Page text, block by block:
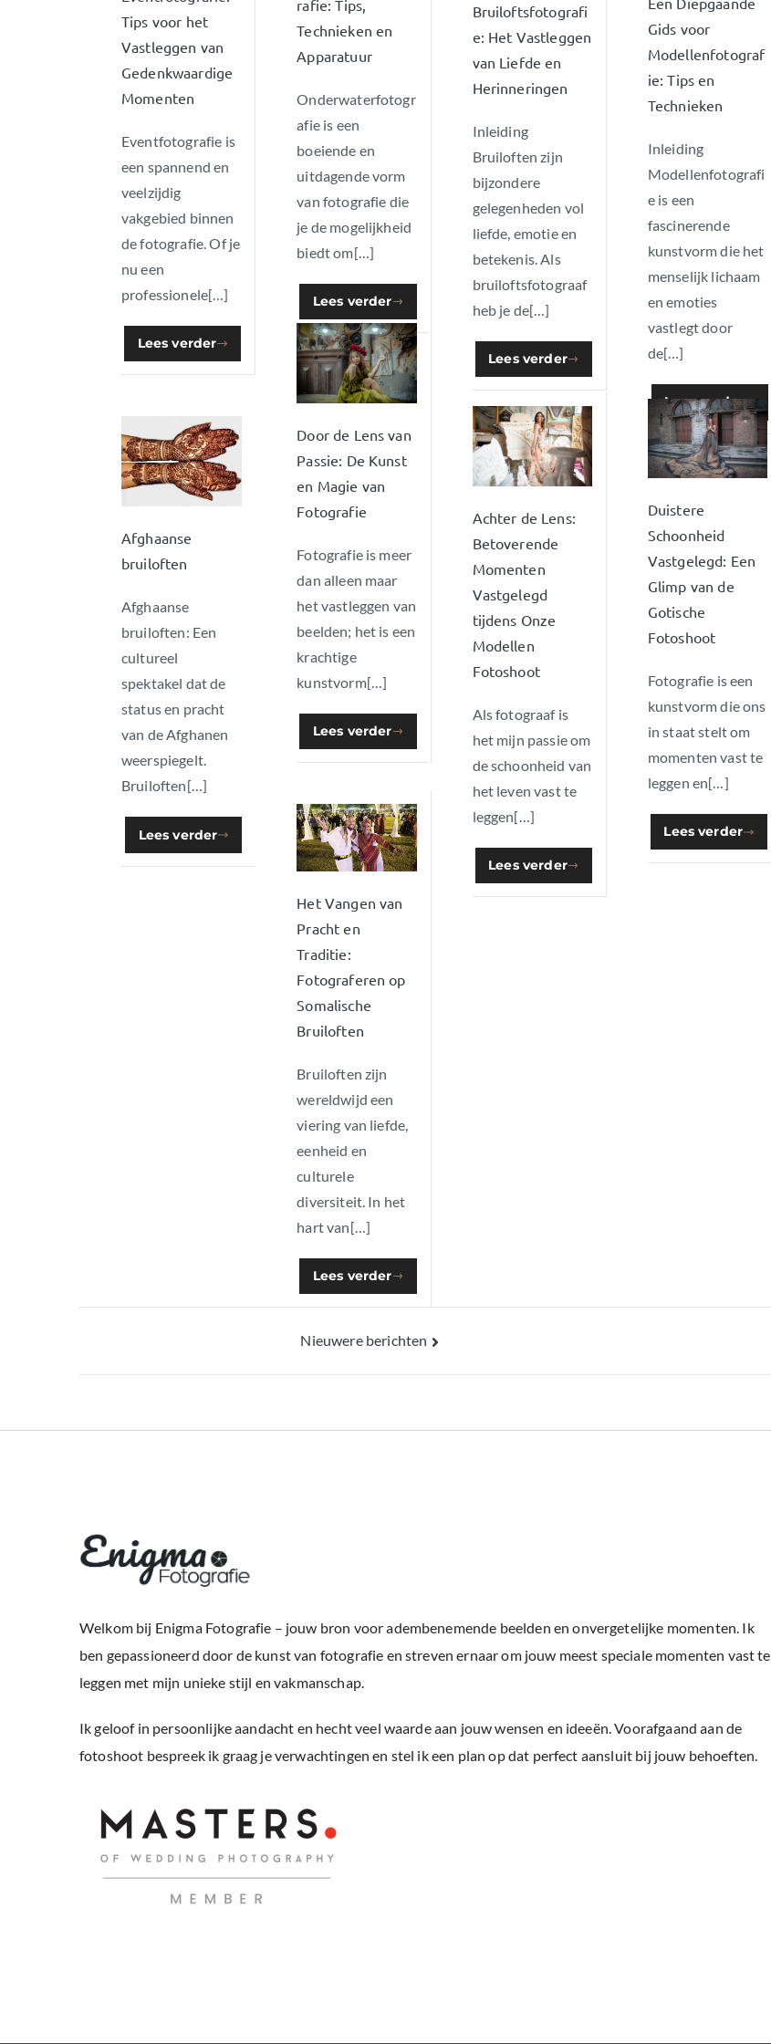
Tips voor het
Vastleggen van
Gedenkwaardige
Momenten
Eventfotografie is
een spannend en
veelzijdig
vakgebied binnen
de fotografie. Of je
nu een
professionele[…]
Lees verder
rafie: Tips,
Technieken en
Apparatuur
Onderwaterfotogr
afie is een
boeiende en
uitdagende vorm
van fotografie die
je de mogelijkheid
biedt om[…]
Lees verder
Bruiloftsfotografi
e: Het Vastleggen
van Liefde en
Herinneringen
Inleiding
Bruiloften zijn
bijzondere
gelegenheden vol
liefde, emotie en
betekenis. Als
bruiloftsfotograaf
heb je de[…]
Lees verder
Gids voor
Modellenfotograf
ie: Tips en
Technieken
Inleiding
Modellenfotografi
e is een
fascinerende
kunstvorm die het
menselijk lichaam
en emoties
vastlegt door
de[…]
Lees verder
Door de Lens van
Passie: De Kunst
en Magie van
Fotografie
Fotografie is meer
dan alleen maar
het vastleggen van
beelden; het is een
krachtige
kunstvorm[…]
Lees verder
Duistere
Schoonheid
Vastgelegd: Een
Glimp van de
Gotische
Fotoshoot
Fotografie is een
kunstvorm die ons
in staat stelt om
momenten vast te
leggen en[…]
Lees verder
Achter de Lens:
Betoverende
Momenten
Vastgelegd
tijdens Onze
Modellen
Fotoshoot
Als fotograaf is
het mijn passie om
de schoonheid van
het leven vast te
leggen[…]
Lees verder
Afghaanse
bruiloften
Afghaanse
bruiloften: Een
cultureel
spektakel dat de
status en pracht
van de Afghanen
weerspiegelt.
Bruiloften[…]
Lees verder
Het Vangen van
Pracht en
Traditie:
Fotograferen op
Somalische
Bruiloften
Bruiloften zijn
wereldwijd een
viering van liefde,
eenheid en
culturele
diversiteit. In het
hart van[…]
Lees verder
Berichtennavigatie
Nieuwere berichten
Welkom bij Enigma Fotografie – jouw bron voor adembenemende beelden en onvergetelijke momenten. Ik
ben gepassioneerd door de kunst van fotografie en streven ernaar om jouw meest speciale momenten vast te
leggen met mijn unieke stijl en vakmanschap.
Ik geloof in persoonlijke aandacht en hecht veel waarde aan jouw wensen en ideeën. Voorafgaand aan de
fotoshoot bespreek ik graag je verwachtingen en stel ik een plan op dat perfect aansluit bij jouw behoeften.